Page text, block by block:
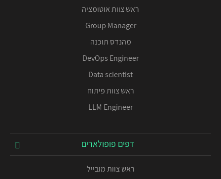
ראש צוות אוטומציה
Group Manager
מהנדס תוכנה
DevOps Engineer
Data scientist
ראש צוות פיתוח
LLM Engineer
דפים פופולארים
ראש צוות מובייל